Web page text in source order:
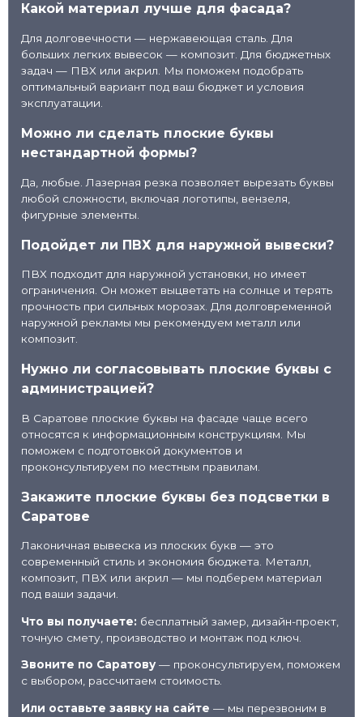
Какой материал лучше для фасада?
Для долговечности — нержавеющая сталь. Для
больших легких вывесок — композит. Для бюджетных
задач — ПВХ или акрил. Мы поможем подобрать
оптимальный вариант под ваш бюджет и условия
эксплуатации.
Можно ли сделать плоские буквы
нестандартной формы?
Да, любые. Лазерная резка позволяет вырезать буквы
любой сложности, включая логотипы, вензеля,
фигурные элементы.
Подойдет ли ПВХ для наружной вывески?
ПВХ подходит для наружной установки, но имеет
ограничения. Он может выцветать на солнце и терять
прочность при сильных морозах. Для долговременной
наружной рекламы мы рекомендуем металл или
композит.
Нужно ли согласовывать плоские буквы с
администрацией?
В Саратове плоские буквы на фасаде чаще всего
относятся к информационным конструкциям. Мы
поможем с подготовкой документов и
проконсультируем по местным правилам.
Закажите плоские буквы без подсветки в
Саратове
Лаконичная вывеска из плоских букв — это
современный стиль и экономия бюджета. Металл,
композит, ПВХ или акрил — мы подберем материал
под ваши задачи.
Что вы получаете: бесплатный замер, дизайн-проект,
точную смету, производство и монтаж под ключ.
Звоните по Саратову— проконсультируем, поможем
с выбором, рассчитаем стоимость.
Или оставьте заявку на сайте — мы перезвоним в